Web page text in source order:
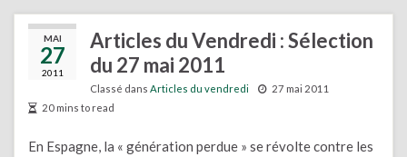
MAI
27
2011
Articles du Vendredi : Sélection
du 27 mai 2011
Classé dans Articles du vendredi
27 mai 2011
20 mins to read
En Espagne, la « génération perdue » se révolte contre les